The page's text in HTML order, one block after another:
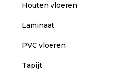
Houten vloeren
Laminaat
PVC vloeren
Tapijt